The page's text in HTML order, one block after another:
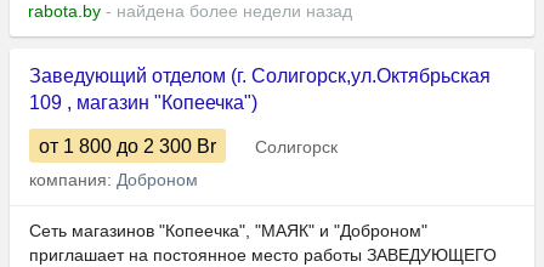
rabota.by - найдена более недели назад
Заведующий отделом (г. Солигорск,ул.Октябрьская
109 , магазин "Копеечка")
от 1 800 до 2 300 Br
Солигорск
компания: Доброном
Сеть магазинов "Копеечка", "МАЯК" и "Доброном"
приглашает на постоянное место работы ЗАВЕДУЮЩЕГО